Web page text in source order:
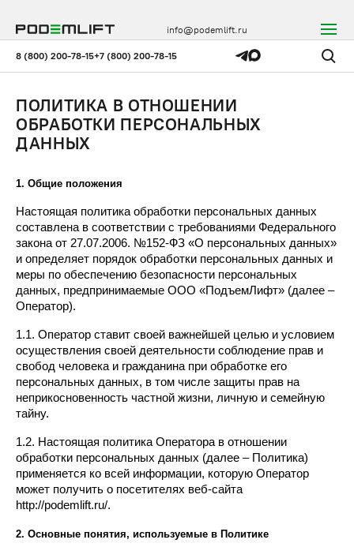
8 (800) 200-78-15+7 (800) 200-78-15
info@podemlift.ru
ПОЛИТИКА В ОТНОШЕНИИ
ОБРАБОТКИ ПЕРСОНАЛЬНЫХ
ДАННЫХ
1. Общие положения
Настоящая политика обработки персональных данных
составлена в соответствии с требованиями Федерального
закона от 27.07.2006. №152-ФЗ «О персональных данных»
и определяет порядок обработки персональных данных и
меры по обеспечению безопасности персональных
данных, предпринимаемые ООО «ПодъемЛифт» (далее –
Оператор).
1.1. Оператор ставит своей важнейшей целью и условием
осуществления своей деятельности соблюдение прав и
свобод человека и гражданина при обработке его
персональных данных, в том числе защиты прав на
неприкосновенность частной жизни, личную и семейную
тайну.
1.2. Настоящая политика Оператора в отношении
обработки персональных данных (далее – Политика)
применяется ко всей информации, которую Оператор
может получить о посетителях веб-сайта
http://podemlift.ru/.
2. Основные понятия, используемые в Политике